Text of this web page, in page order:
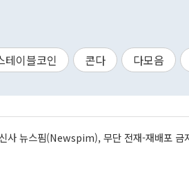
테이블코인 콘다 다모음
사 뉴스핌(Newspim), 무단 전재-재배포 금